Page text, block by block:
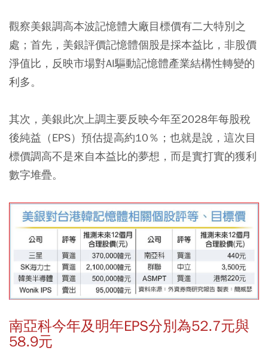
觀察美銀調高本波記憶體大廠目標價有二大特別之
處；首先，美銀評價記憶體個股是採本益比，非股價
淨值比，反映市場對AI驅動記憶體產業結構性轉變的
利多。
其次，美銀此次上調主要反映今年至2028年每股稅
後純益（EPS）預估提高約10％；也就是說，這次目
標價調高不是來自本益比的夢想，而是實打實的獲利
數字堆疊。
南亞科今年及明年EPS分別為52.7元與
58.9元